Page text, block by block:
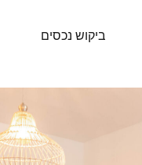
ביקוש נכסים